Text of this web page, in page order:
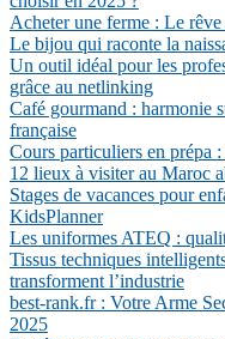
Acheter une ferme : Le
Le bijou qui raconte la
Un outil idéal pour les
grâce au netlinking
Café gourmand : harmonie
française
Cours particuliers en prépa
12 lieux à visiter au Maroc
Stages de vacances pour
KidsPlanner
Les uniformes ATEQ :
Tissus techniques
transforment l’industrie
best-rank.fr : Votre Arme
2025